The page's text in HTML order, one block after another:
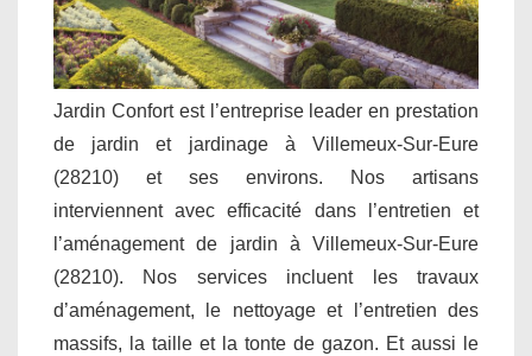
Jardin Confort est l’entreprise leader en prestation
de jardin et jardinage à Villemeux-Sur-Eure
(28210) et ses environs. Nos artisans
interviennent avec efficacité dans l’entretien et
l’aménagement de jardin à Villemeux-Sur-Eure
(28210). Nos services incluent les travaux
d’aménagement, le nettoyage et l’entretien des
massifs, la taille et la tonte de gazon. Et aussi le